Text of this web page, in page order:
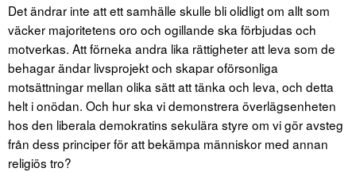
Det ändrar inte att ett samhälle skulle bli olidligt om allt som
väcker majoritetens oro och ogillande ska förbjudas och
motverkas. Att förneka andra lika rättigheter att leva som de
behagar ändar livsprojekt och skapar oförsonliga
motsättningar mellan olika sätt att tänka och leva, och detta
helt i onödan. Och hur ska vi demonstrera överlägsenheten
hos den liberala demokratins sekulära styre om vi gör avsteg
från dess principer för att bekämpa människor med annan
religiös tro?